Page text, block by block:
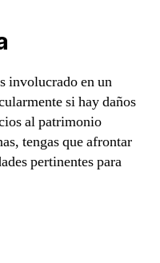
involucrado en un
si hay daños
al patrimonio
tengas que afrontar
pertinentes para